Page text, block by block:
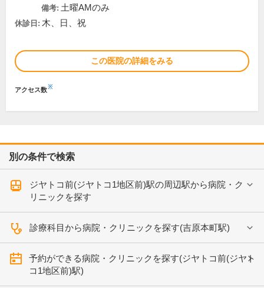
備考: 土曜AMのみ
休診日: 木、日、祝
この医院の詳細をみる
アクセス数※
別の条件で検索
ジヤトコ前(ジヤトコ1地区前)駅の周辺駅から病院・ク
リニックを探す
診療科目から病院・クリニックを探す(吉原本町駅)
予約ができる病院・クリニックを探す(ジヤトコ前(ジヤト
コ1地区前)駅)